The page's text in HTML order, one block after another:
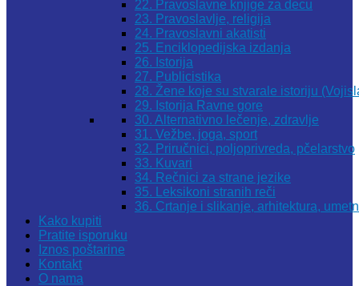
22. Pravoslavne knjige za decu
23. Pravoslavlje, religija
24. Pravoslavni akatisti
25. Enciklopedijska izdanja
26. Istorija
27. Publicistika
28. Žene koje su stvarale istoriju
29. Istorija Ravne gore
30. Alternativno lečenje, zdravlje
31. Vežbe, joga, sport
32. Priručnici, poljoprivreda, pčelarstvo
33. Kuvari
34. Rečnici za strane jezike
35. Leksikoni stranih reči
36. Crtanje i slikanje, arhitektura,
Kako kupiti
Pratite isporuku
Iznos poštarine
Kontakt
O nama